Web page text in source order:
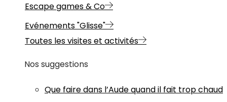
Escape games & Co
Evénements "Glisse"
Toutes les visites et activités
Nos suggestions
Que faire dans l’Aude quand il fait trop chaud